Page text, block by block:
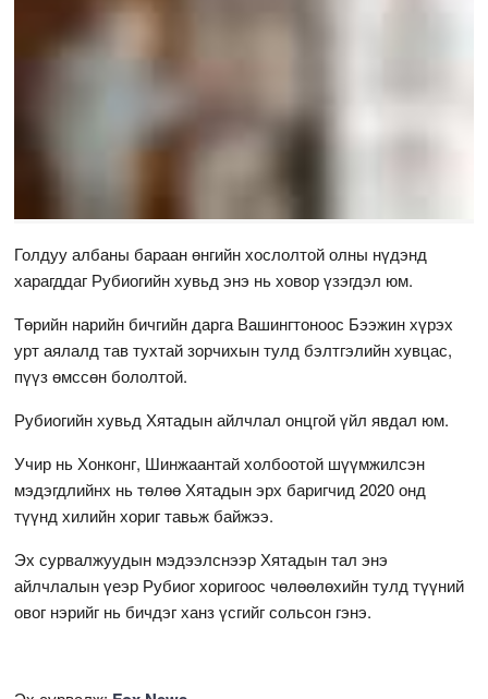
Голдуу албаны бараан өнгийн хослолтой олны нүдэнд
харагддаг Рубиогийн хувьд энэ нь ховор үзэгдэл юм.
Төрийн нарийн бичгийн дарга Вашингтоноос Бээжин хүрэх
урт аялалд тав тухтай зорчихын тулд бэлтгэлийн хувцас,
пүүз өмссөн бололтой.
Рубиогийн хувьд Хятадын айлчлал онцгой үйл явдал юм.
Учир нь Хонконг, Шинжаантай холбоотой шүүмжилсэн
мэдэгдлийнх нь төлөө Хятадын эрх баригчид 2020 онд
түүнд хилийн хориг тавьж байжээ.
Эх сурвалжуудын мэдээлснээр Хятадын тал энэ
айлчлалын үеэр Рубиог хоригоос чөлөөлөхийн тулд түүний
овог нэрийг нь бичдэг ханз үсгийг сольсон гэнэ.